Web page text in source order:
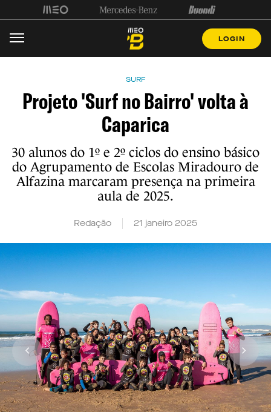
LOGIN
SURF
Projeto 'Surf no Bairro' volta à
Caparica
30 alunos do 1º e 2º ciclos do ensino básico
do Agrupamento de Escolas Miradouro de
Alfazina marcaram presença na primeira
aula de 2025.
Redação 21 janeiro 2025